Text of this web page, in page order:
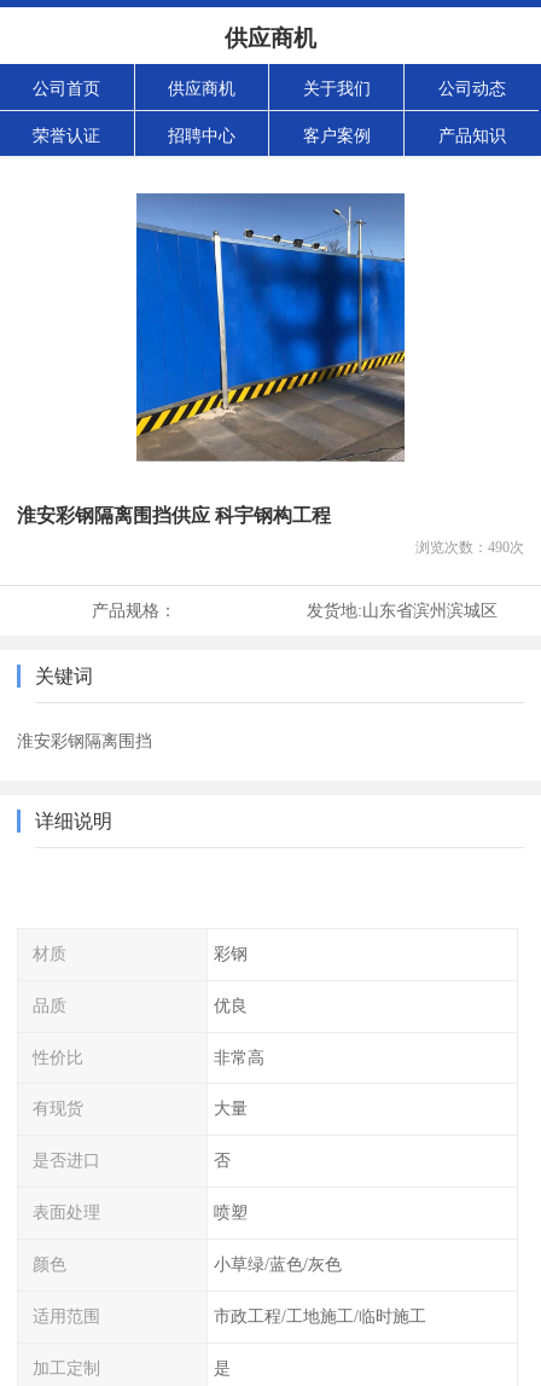
供应商机
公司首页 供应商机 关于我们 公司动态
荣誉认证 招聘中心 客户案例 产品知识
淮安彩钢隔离围挡供应 科宇钢构工程
浏览次数： 490次
产品规格： 发货地:山东省滨州滨城区
关键词
淮安彩钢隔离围挡
详细说明
材质 彩钢
品质 优良
性价比 非常高
有现货 大量
是否进口 否
表面处理 喷塑
颜色 小草绿/蓝色/灰色
适用范围 市政工程/工地施工/临时施工
加工定制 是